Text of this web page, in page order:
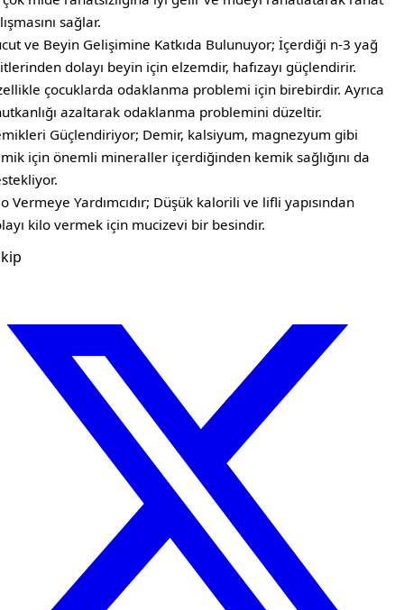
sağlar.
ve Beyin Gelişimine Katkıda Bulunuyor; İçerdiği n-3 yağ
dolayı beyin için elzemdir, hafızayı güçlendirir.
çocuklarda odaklanma problemi için birebirdir. Ayrıca
azaltarak odaklanma problemini düzeltir.
Güçlendiriyor; Demir, kalsiyum, magnezyum gibi
için önemli mineraller içerdiğinden kemik sağlığını da
Vermeye Yardımcıdır; Düşük kalorili ve lifli yapısından
kilo vermek için mucizevi bir besindir.